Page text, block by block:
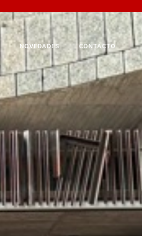
NOVEDADES CONTACTO